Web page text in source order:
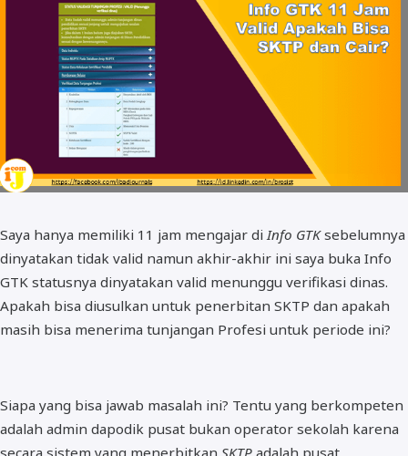
BOS dan PIP
Saya hanya memiliki 11 jam mengajar diInfo GTKsebelumnya
dinyatakan tidak valid namun akhir-akhir ini saya buka Info
GTK statusnya dinyatakan valid menunggu verifikasi dinas.
Apakah bisa diusulkan untuk penerbitan SKTP dan apakah
masih bisa menerima tunjangan Profesi untuk periode ini?
Siapa yang bisa jawab masalah ini? Tentu yang berkompeten
adalah admin dapodik pusat bukan operator sekolah karena
secara sistem yang menerbitkan SKTP adalah pusat